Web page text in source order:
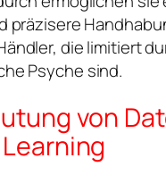
präzisere
die limitiert
Psyche sind.
von